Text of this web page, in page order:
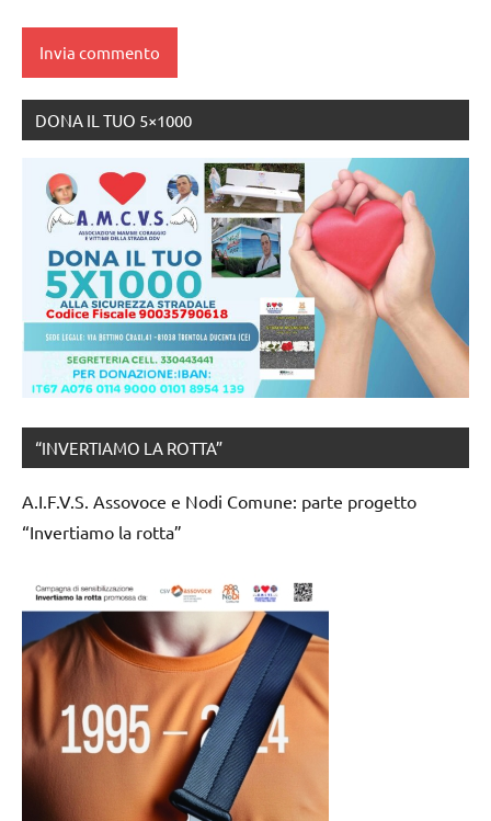
DONA IL TUO 5×1000
“INVERTIAMO LA ROTTA”
A.I.F.V.S. Assovoce e Nodi Comune: parte progetto
“Invertiamo la rotta”